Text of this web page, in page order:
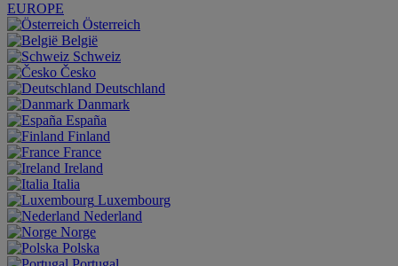
EUROPE
Österreich
België
Schweiz
Česko
Deutschland
Danmark
España
Finland
France
Ireland
Italia
Luxembourg
Nederland
Norge
Polska